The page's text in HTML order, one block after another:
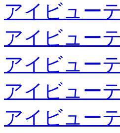
アイビュー
アイビュー
アイビュー
アイビュー
アイビュー